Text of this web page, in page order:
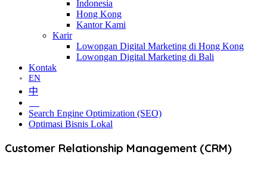
Indonesia
Hong Kong
Kantor Kami
Karir
Lowongan Digital Marketing di Hong Kong
Lowongan Digital Marketing di Bali
Kontak
EN
中
Search Engine Optimization (SEO)
Optimasi Bisnis Lokal
Customer Relationship Management (CRM)